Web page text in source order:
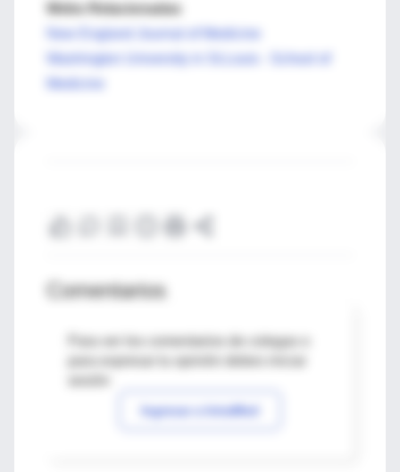
Webs Relacionadas
New England Journal of Medicine
Washington University in St.Louis - School of
Comentarios
Para ver los comentarios de colegas o
Ingresar a IntraMed